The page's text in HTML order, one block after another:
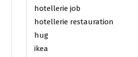
hotellerie job
hotellerie restauration
hug
ikea